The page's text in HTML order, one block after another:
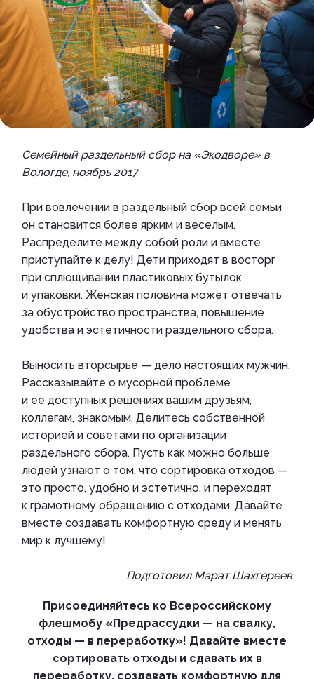
Семейный раздельный сбор на «Экодворе» в
Вологде, ноябрь 2017
При вовлечении в раздельный сбор всей семьи
он становится более ярким и веселым.
Распределите между собой роли и вместе
приступайте к делу! Дети приходят в восторг
при сплющивании пластиковых бутылок
и упаковки. Женская половина может отвечать
за обустройство пространства, повышение
удобства и эстетичности раздельного сбора.
Выносить вторсырье — дело настоящих мужчин.
Рассказывайте о мусорной проблеме
и ее доступных решениях вашим друзьям,
коллегам, знакомым. Делитесь собственной
историей и советами по организации
раздельного сбора. Пусть как можно больше
людей узнают о том, что сортировка отходов —
это просто, удобно и эстетично, и переходят
к грамотному обращению с отходами. Давайте
вместе создавать комфортную среду и менять
мир к лучшему!
Подготовил Марат Шахгереев
Присоединяйтесь ко Всероссийскому
флешмобу «Предрассудки — на свалку,
отходы — в переработку»! Давайте вместе
сортировать отходы и сдавать их в
переработку, создавать комфортную для